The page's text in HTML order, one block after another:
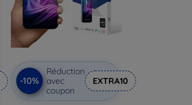
-10%
Réduction
avec
coupon
EXTRA10